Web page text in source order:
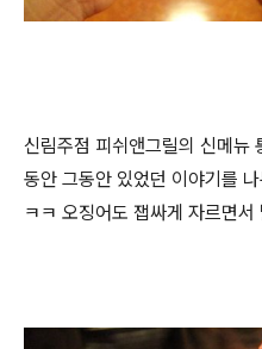
신림주점 피쉬앤그릴의 신메뉴
동안 그동안 있었던 이야기를
ㅋㅋ 오징어도 잽싸게 자르면서